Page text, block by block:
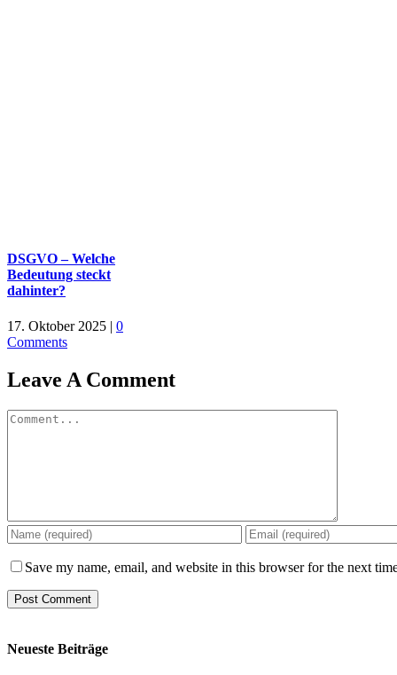
DSGVO – Welche
Bedeutung steckt
dahinter?
17. Oktober 2025 | 0
Comments
Leave A Comment
Comment
Save my name, email, and website in this browser for the next
Neueste Beiträge